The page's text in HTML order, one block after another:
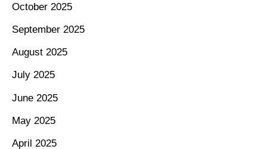
October 2025
September 2025
August 2025
July 2025
June 2025
May 2025
April 2025